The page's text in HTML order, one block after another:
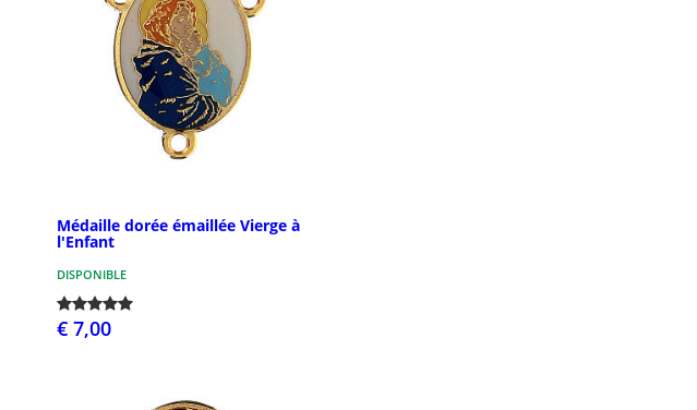
Médaille dorée émaillée Vierge à
l'Enfant
DISPONIBLE
€ 7,00